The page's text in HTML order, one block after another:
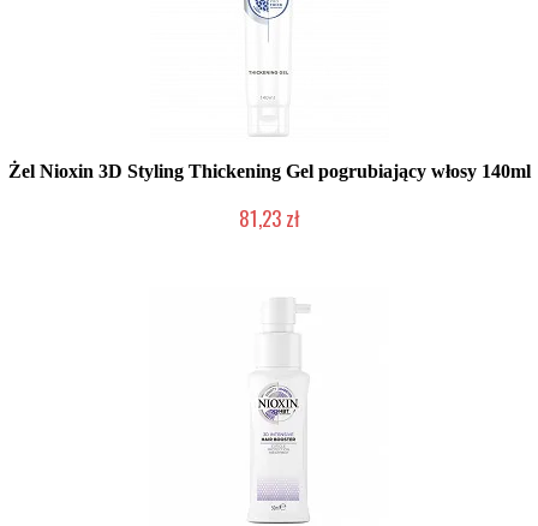
Żel Nioxin 3D Styling Thickening Gel pogrubiający włosy 140ml
81,23 zł